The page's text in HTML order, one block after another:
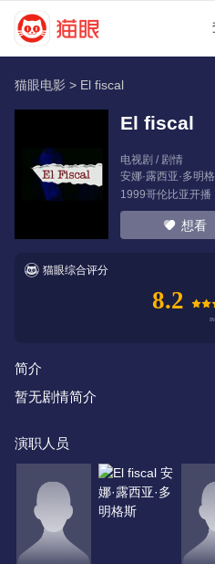
猫眼电影 > El fiscal
El fiscal
电视剧 / 剧情
安娜·露西亚·多明
1999哥伦比亚开播
想看
猫眼综合评分
8.2
简介
暂无剧情简介
演职人员